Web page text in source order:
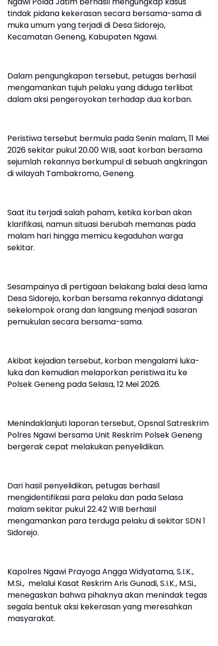
tindak pidana kekerasan secara bersama-sama di
muka umum yang terjadi di Desa Sidorejo,
Kecamatan Geneng, Kabupaten Ngawi.
Dalam pengungkapan tersebut, petugas berhasil
mengamankan tujuh pelaku yang diduga terlibat
dalam aksi pengeroyokan terhadap dua korban.
Peristiwa tersebut bermula pada Senin malam, 11 Mei
2026 sekitar pukul 20.00 WIB, saat korban bersama
sejumlah rekannya berkumpul di sebuah angkringan
di wilayah Tambakromo, Geneng.
Saat itu terjadi salah paham, ketika korban akan
klarifikasi, namun situasi berubah memanas pada
malam hari hingga memicu kegaduhan warga
sekitar.
Sesampainya di pertigaan belakang balai desa lama
Desa Sidorejo, korban bersama rekannya didatangi
sekelompok orang dan langsung menjadi sasaran
pemukulan secara bersama-sama.
Akibat kejadian tersebut, korban mengalami luka-
luka dan kemudian melaporkan peristiwa itu ke
Polsek Geneng pada Selasa, 12 Mei 2026.
Menindaklanjuti laporan tersebut, Opsnal Satreskrim
Polres Ngawi bersama Unit Reskrim Polsek Geneng
bergerak cepat melakukan penyelidikan.
Dari hasil penyelidikan, petugas berhasil
mengidentifikasi para pelaku dan pada Selasa
malam sekitar pukul 22.42 WIB berhasil
mengamankan para terduga pelaku di sekitar SDN 1
Sidorejo.
Kapolres Ngawi Prayoga Angga Widyatama, S.I.K.,
M.Si., melalui Kasat Reskrim Aris Gunadi, S.I.K., M.Si.,
menegaskan bahwa pihaknya akan menindak tegas
segala bentuk aksi kekerasan yang meresahkan
masyarakat.